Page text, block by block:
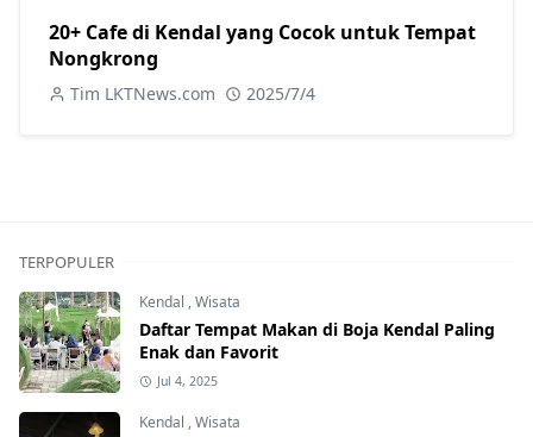
20+ Cafe di Kendal yang Cocok untuk Tempat
Nongkrong
Tim LKTNews.com 2025/7/4
TERPOPULER
Kendal ,Wisata
Daftar Tempat Makan di Boja Kendal Paling
Enak dan Favorit
Jul 4, 2025
Kendal ,Wisata